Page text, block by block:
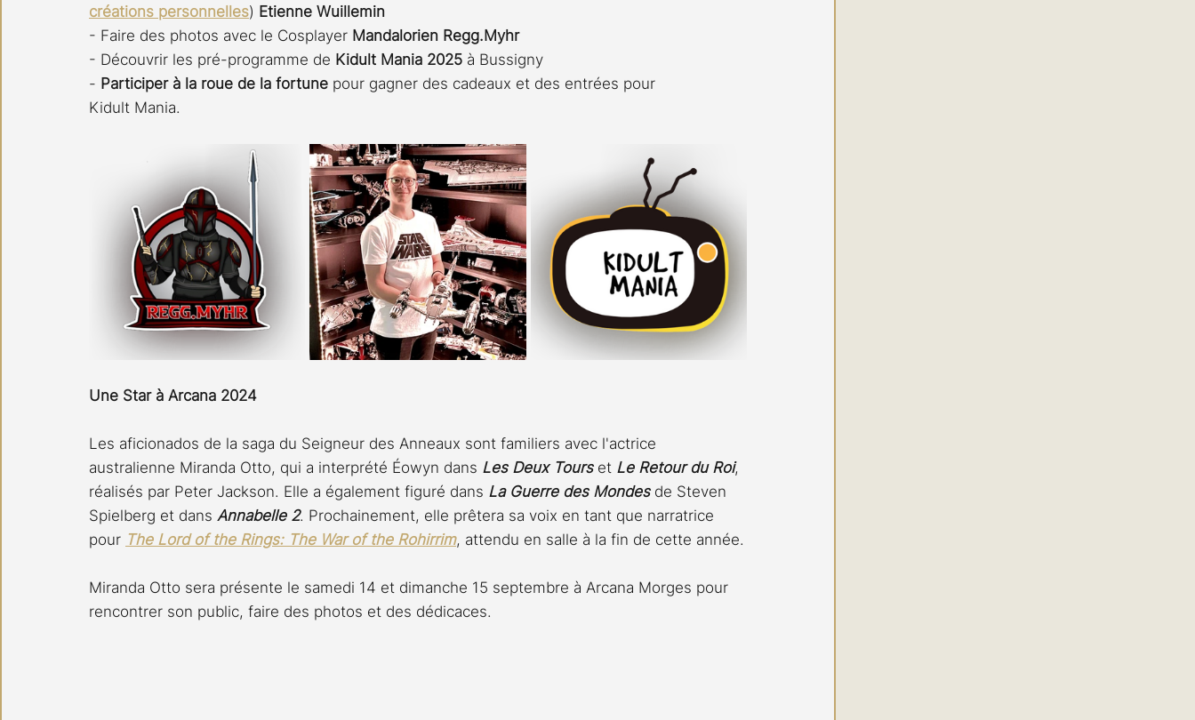
créations personnelles) Etienne Wuillemin
- Faire des photos avec le Cosplayer Mandalorien Regg.Myhr
- Découvrir les pré-programme de Kidult Mania 2025 à Bussigny
- Participer à la roue de la fortune pour gagner des cadeaux et des entrées pour
Kidult Mania.
Une Star à Arcana 2024
Les aficionados de la saga du Seigneur des Anneaux sont familiers avec l'actrice
australienne Miranda Otto, qui a interprété Éowyn dans Les Deux Tours et Le Retour du Roi,
réalisés par Peter Jackson. Elle a également figuré dans La Guerre des Mondes de Steven
Spielberg et dans Annabelle 2. Prochainement, elle prêtera sa voix en tant que narratrice
pour The Lord of the Rings: The War of the Rohirrim, attendu en salle à la fin de cette année.
Miranda Otto sera présente le samedi 14 et dimanche 15 septembre à Arcana Morges pour
rencontrer son public, faire des photos et des dédicaces.